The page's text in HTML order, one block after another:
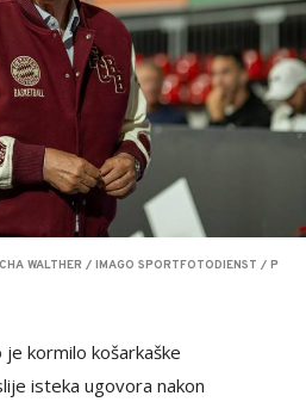
WALTHER / IMAGO SPORTFOTODIENST / P
je kormilo košarkaške
isteka ugovora nakon